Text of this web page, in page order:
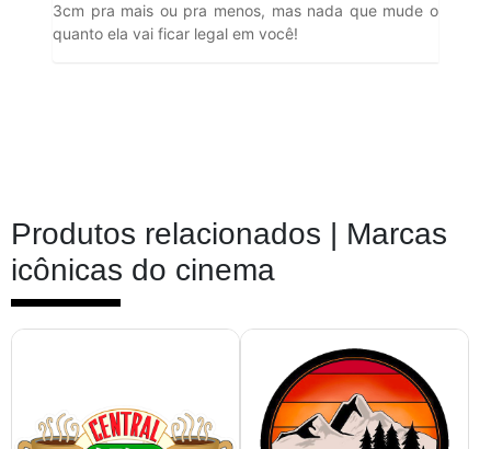
3cm pra mais ou pra menos, mas nada que mude o
quanto ela vai ficar legal em você!
Produtos relacionados | Marcas
icônicas do cinema